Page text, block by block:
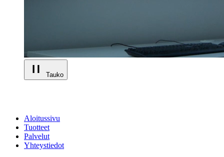
Tauko
Aloitussivu
Tuotteet
Palvelut
Yhteystiedot